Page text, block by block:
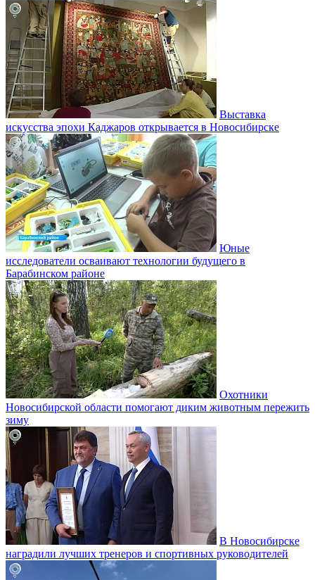
Выставка
искусства эпохи Каджаров открывается в Новосибирске
Юные
исследователи осваивают технологии будущего в
Барабинском районе
Охотники
Новосибирской области помогают диким животным пережить
зиму
В Новосибирске
наградили лучших тренеров и спортивных руководителей